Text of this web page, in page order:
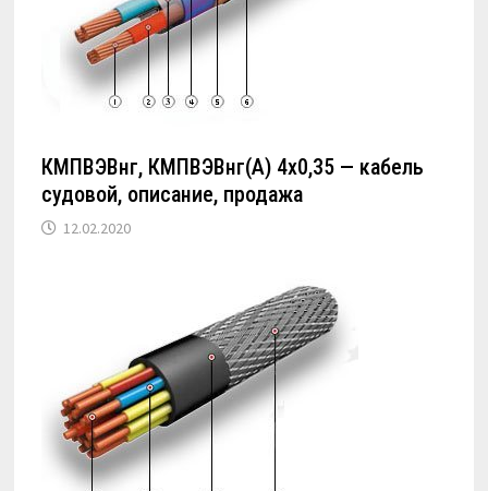
КМПВЭВнг, КМПВЭВнг(А) 4х0,35 — кабель
судовой, описание, продажа
12.02.2020